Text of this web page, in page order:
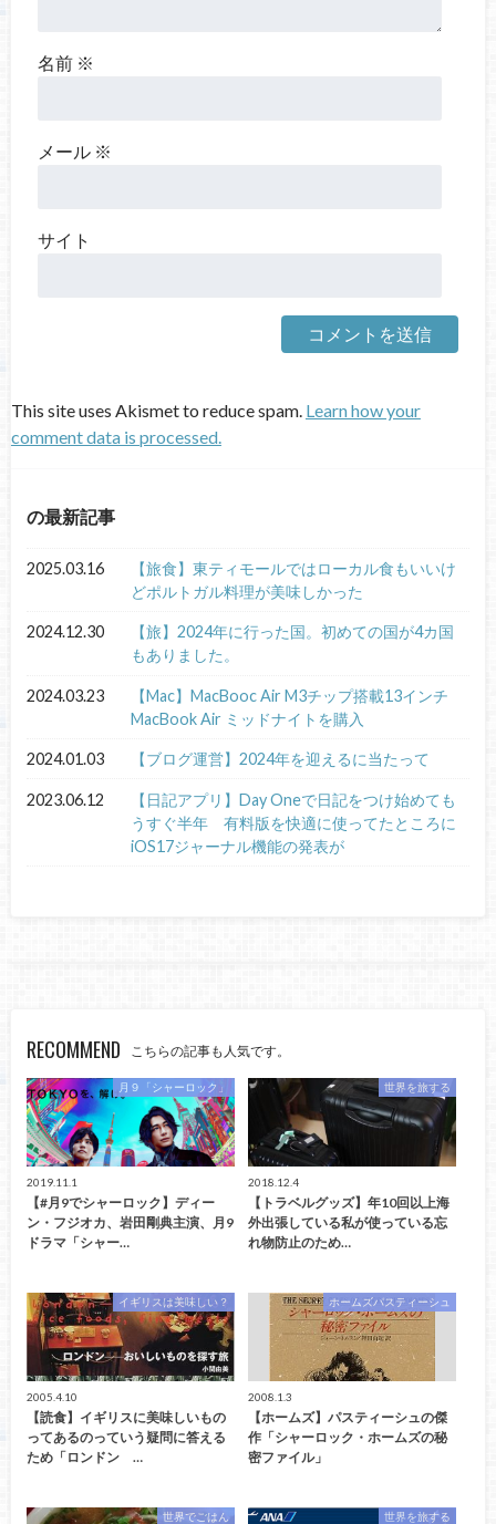
名前 ※
メール ※
サイト
This site uses Akismet to reduce spam. Learn how your
comment data is processed.
の最新記事
2025.03.16
【旅食】東ティモールではローカル食もいいけ
どポルトガル料理が美味しかった
2024.12.30
【旅】2024年に行った国。初めての国が4カ国
もありました。
2024.03.23
【Mac】MacBooc Air M3チップ搭載13インチ
MacBook Air ミッドナイトを購入
2024.01.03 【ブログ運営】2024年を迎えるに当たって
2023.06.12
【日記アプリ】Day Oneで日記をつけ始めても
うすぐ半年 有料版を快適に使ってたところに
iOS17ジャーナル機能の発表が
RECOMMEND こちらの記事も人気です。
月９「シャーロック」
2019.11.1
【#月9でシャーロック】ディー
ン・フジオカ、岩田剛典主演、月9
ドラマ「シャー…
世界を旅する
2018.12.4
【トラベルグッズ】年10回以上海
外出張している私が使っている忘
れ物防止のため…
イギリスは美味しい？
2005.4.10
【読食】イギリスに美味しいもの
ってあるのっていう疑問に答える
ため「ロンドン …
ホームズパスティーシュ
2008.1.3
【ホームズ】パスティーシュの傑
作「シャーロック・ホームズの秘
密ファイル」
世界でごはん 世界を旅する